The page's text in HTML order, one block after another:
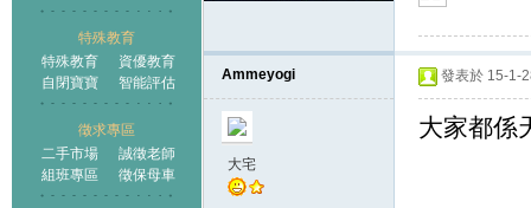
特殊教育
特殊教育
資優教育
自閉寶寶
智能評估
徵求專區
二手市場
誠徵老師
組班專區
徵保母車
Ammeyogi
大宅
發表於 15-1-
大家都係